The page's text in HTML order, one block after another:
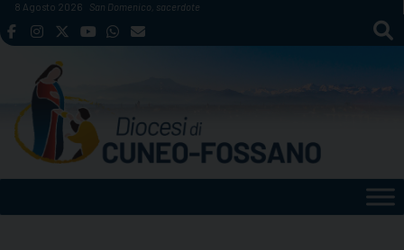
Skip
to
8 Agosto 2026 San Domenico, sacerdote